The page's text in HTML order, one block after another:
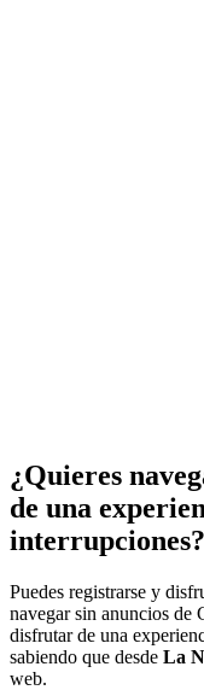
¿Quieres
de una
interrupciones?
Puedes registrarse y
navegar sin anuncios de
disfrutar de una
sabiendo que desde La
web.